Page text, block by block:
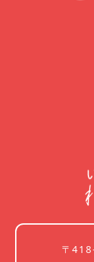
〒